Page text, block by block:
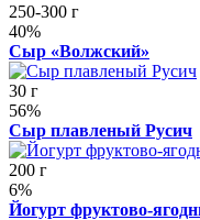
250-300 г
40%
Сыр «Волжский»
30 г
56%
Сыр плавленый Русич
200 г
6%
Йогурт фруктово-